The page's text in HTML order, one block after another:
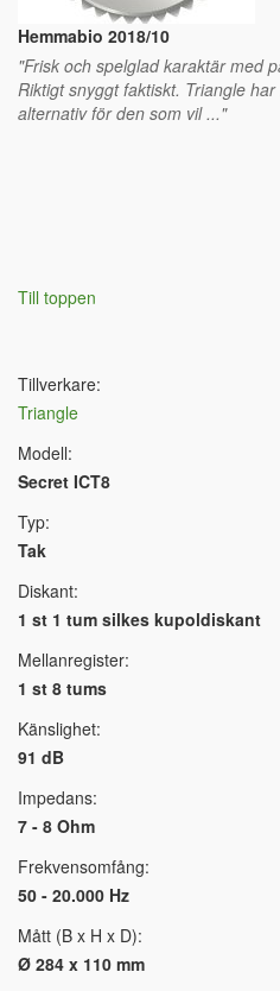
Hemmabio 2018/10
"Frisk och spelglad karaktär med
Riktigt snyggt faktiskt. Triangle
alternativ för den som vil ..."
Till toppen
Tillverkare:
Triangle
Modell:
Secret ICT8
Typ:
Tak
Diskant:
1 st 1 tum silkes kupoldiskant
Mellanregister:
1 st 8 tums
Känslighet:
91 dB
Impedans:
7 - 8 Ohm
Frekvensomfång:
50 - 20.000 Hz
Mått (B x H x D):
Ø 284 x 110 mm